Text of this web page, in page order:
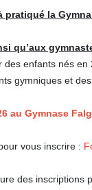
pratiqué la
qu’aux
des enfants nés en
gymniques et
au Gymnase
vous inscrire :
des inscriptions